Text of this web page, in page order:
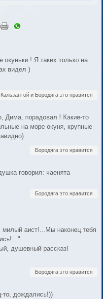
окуньки ! Я таких только на
видел )
и Бородяга это нравится
Дима, порадовал ! Какие-то
на море окуня, крупные
Бородяга это нравится
говорил: чаенята
Бородяга это нравится
аист!...Мы наконец тебя
душевный рассказ!
Бородяга это нравится
то, дождались!))